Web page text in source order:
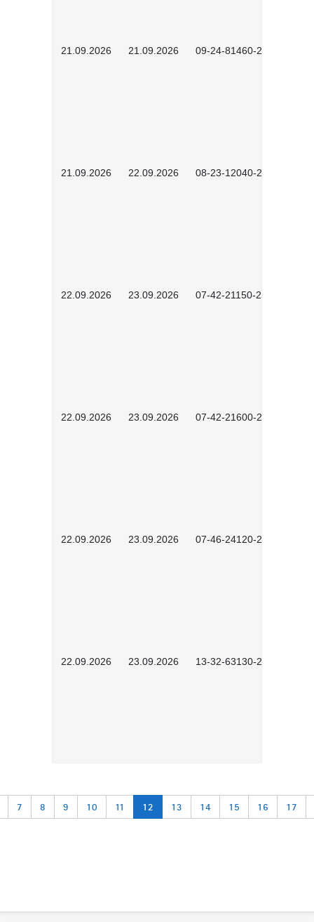
21.09.2026 21.09.2026 09-24-81460-2601
21.09.2026 22.09.2026 08-23-12040-2602
22.09.2026 23.09.2026 07-42-21150-2601
22.09.2026 23.09.2026 07-42-21600-2601
22.09.2026 23.09.2026 07-46-24120-2601
22.09.2026 23.09.2026 13-32-63130-2603
7 8 9 10 11 12 13 14 15 16 17